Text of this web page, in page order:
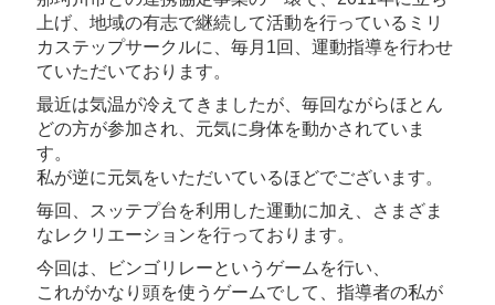
上げ、地域の有志で継続して活動を行っているミリ
カステップサークルに、毎月1回、運動指導を行わせ
ていただいております。
最近は気温が冷えてきましたが、毎回ながらほとん
どの方が参加され、元気に身体を動かされていま
す。
私が逆に元気をいただいているほどでございます。
毎回、スッテプ台を利用した運動に加え、さまざま
なレクリエーションを行っております。
今回は、ビンゴリレーというゲームを行い、
これがかなり頭を使うゲームでして、指導者の私が